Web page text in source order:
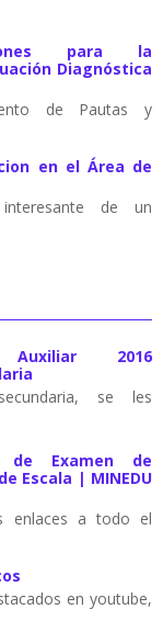
para la
Diagnóstica
de Pautas y
en el Área de
de un
Auxiliar 2016
se les
de Examen de
Escala | MINEDU
enlaces a todo el
en youtube,